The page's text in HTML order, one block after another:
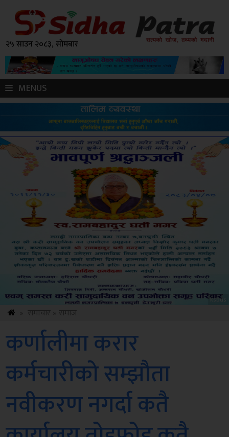
२५ साउन २०८३, सोमबार
MENUS
Amb
कर्णालीमा करार
कर्मचारीको सम्झौता
नवीकरण नगर्दा कतै